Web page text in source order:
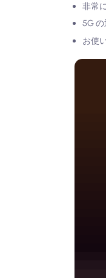
非常
5G
お使